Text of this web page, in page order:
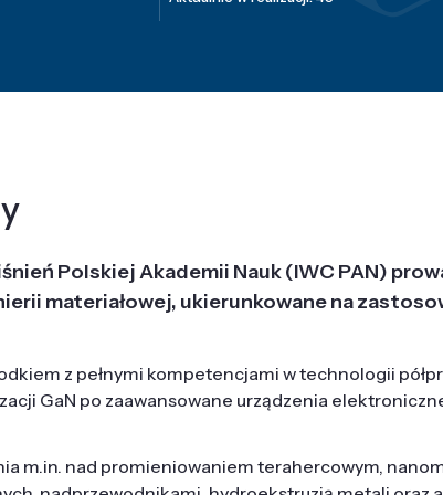
Polskiej Akademii Nauk (IWC PAN)
materiałowej, ukierunkowane na
z pełnymi kompetencjami w technologii
GaN po zaawansowane urządzenia
m.in. nad promieniowaniem terahercowym,